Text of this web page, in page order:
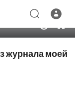
журнала моей